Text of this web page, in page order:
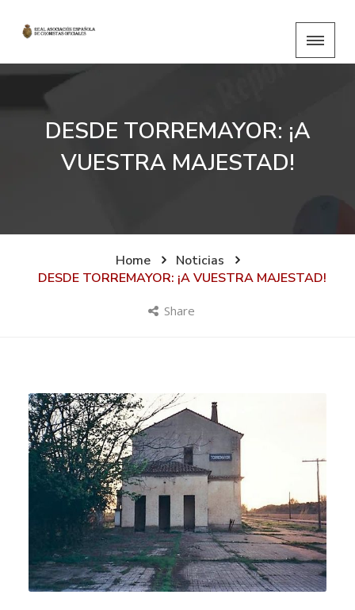
DESDE TORREMAYOR: ¡A
VUESTRA MAJESTAD!
Home
Noticias
DESDE TORREMAYOR: ¡A VUESTRA MAJESTAD!
Share